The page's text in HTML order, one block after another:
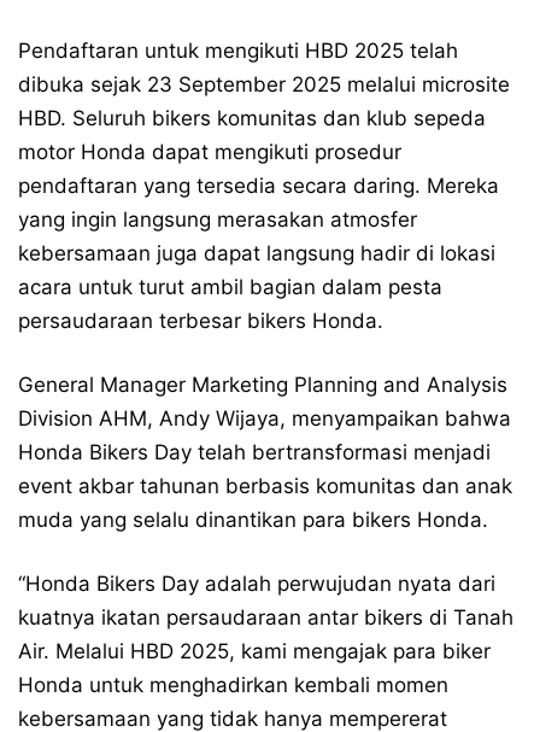
Pendaftaran untuk mengikuti HBD 2025 telah
dibuka sejak 23 September 2025 melalui microsite
HBD. Seluruh bikers komunitas dan klub sepeda
motor Honda dapat mengikuti prosedur
pendaftaran yang tersedia secara daring. Mereka
yang ingin langsung merasakan atmosfer
kebersamaan juga dapat langsung hadir di lokasi
acara untuk turut ambil bagian dalam pesta
persaudaraan terbesar bikers Honda.
General Manager Marketing Planning and Analysis
Division AHM, Andy Wijaya, menyampaikan bahwa
Honda Bikers Day telah bertransformasi menjadi
event akbar tahunan berbasis komunitas dan anak
muda yang selalu dinantikan para bikers Honda.
“Honda Bikers Day adalah perwujudan nyata dari
kuatnya ikatan persaudaraan antar bikers di Tanah
Air. Melalui HBD 2025, kami mengajak para biker
Honda untuk menghadirkan kembali momen
kebersamaan yang tidak hanya mempererat